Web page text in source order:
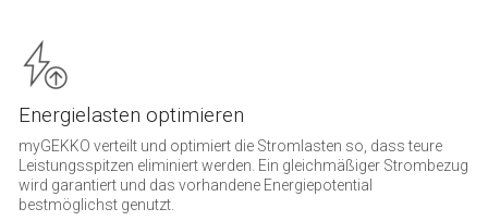
Energielasten optimieren
myGEKKO verteilt und optimiert die Stromlasten so, dass teure
Leistungsspitzen eliminiert werden. Ein gleichmäßiger Strombezug
wird garantiert und das vorhandene Energiepotential
bestmöglichst genutzt.